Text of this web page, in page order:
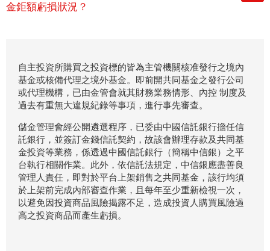
金鉅額虧損狀況？
自主投資所購買之投資標的皆為主管機關核准發行之境內
基金或核備代理之境外基金。即前開共同基金之發行公司
或代理機構，已由金管會就其財務業務情形、內控 制度及
過去有重無大違規紀錄等事項，進行事先審查。
儲金管理會經公開遴選程序，已委由中國信託銀行擔任信
託銀行，並簽訂金錢信託契約，故該會辦理存款及共同基
金投資等業務，係透過中國信託銀行（簡稱中信銀）之平
台執行相關作業。此外，依信託法規定，中信銀應盡善良
管理人責任，即對於平台上架銷售之共同基金，該行均須
於上架前完成內部審查作業，且每年至少重新檢視一次，
以避免因投資商品風險揭露不足，造成投資人購買風險過
高之投資商品而產生虧損。